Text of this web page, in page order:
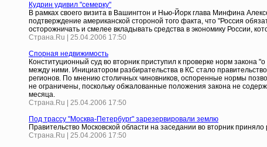
Кудрин удивил "семерку"
В рамках своего визита в Вашингтон и Нью-Йорк глава Минфина
подтверждение американской стороной того факта, что "Россия
осторожничать и смелее вкладывать средства в экономику России,
Страна.Ru | 25.04.2006 17:50
Спорная недвижимость
Конституционный суд во вторник приступил к проверке норм
между ними. Инициатором разбирательства в КС стало
регионов. По мнению столичных чиновников, оспоренные нормы
не ограничены, поскольку обжалованные положения закона не
месяца.
Страна.Ru | 25.04.2006 17:50
Под трассу "Москва-Петербург" зарезервировали землю
Правительство Московской области на заседании во вторник
Страна.Ru | 25.04.2006 17:50